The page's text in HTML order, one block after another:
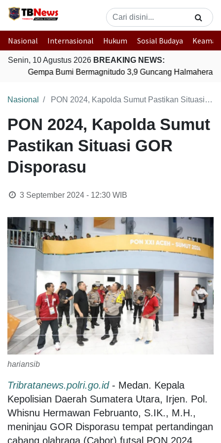
Nasional Internasional Hukum Sosial Budaya
Senin, 10 Agustus 2026 BREAKING NEWS:
Gempa Bumi Bermagnitudo 3,9 Guncang Halmahera
Nasional PON 2024, Kapolda Sumut Pastikan Situasi GOR Disporasu
PON 2024, Kapolda Sumut
Pastikan Situasi GOR
Disporasu
3 September 2024 - 12:30WIB
hariansib
Tribratanews.polri.go.id- Medan. Kepala
Kepolisian Daerah Sumatera Utara, Irjen. Pol.
Whisnu Hermawan Februanto, S.IK., M.H.,
meninjau GOR Disporasu tempat pertandingan
cabang olahraga (Cabor) futsal PON 2024